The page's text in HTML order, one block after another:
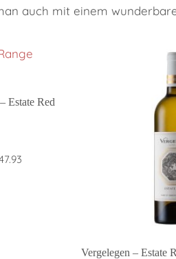
auch mit einem
Estate Red
In den
Vergelegen – Estate